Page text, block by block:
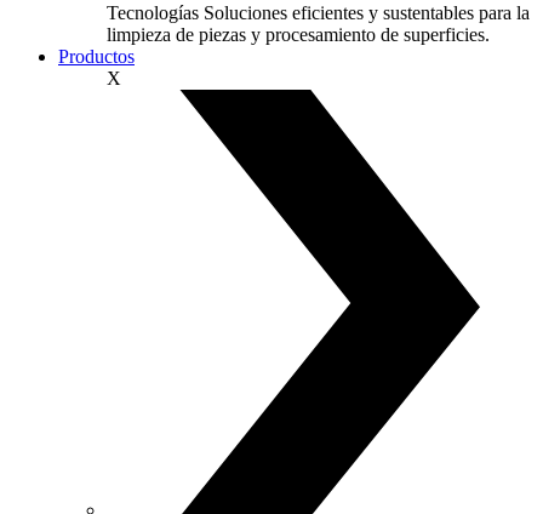
Tecnologías Soluciones eficientes y sustentables para la
limpieza de piezas y procesamiento de superficies.
Productos
X